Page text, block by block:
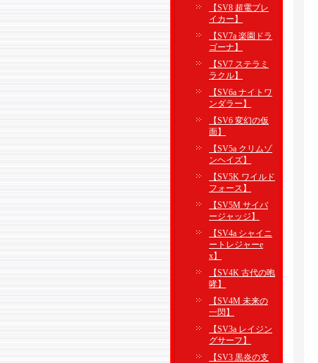
【SV8 超電ブレ
イカー】
【SV7a 楽園ドラ
ゴーナ】
【SV7 ステラミ
ラクル】
【SV6a ナイトワ
ンダラー】
【SV6 変幻の仮
面】
【SV5a クリムゾ
ンヘイズ】
【SV5K ワイルド
フォース】
【SV5M サイバ
ージャッジ】
【SV4a シャイニ
ートレジャーe
x】
【SV4K 古代の咆
哮】
【SV4M 未来の
一閃】
【SV3a レイジン
グサーフ】
【SV3 黒炎の支